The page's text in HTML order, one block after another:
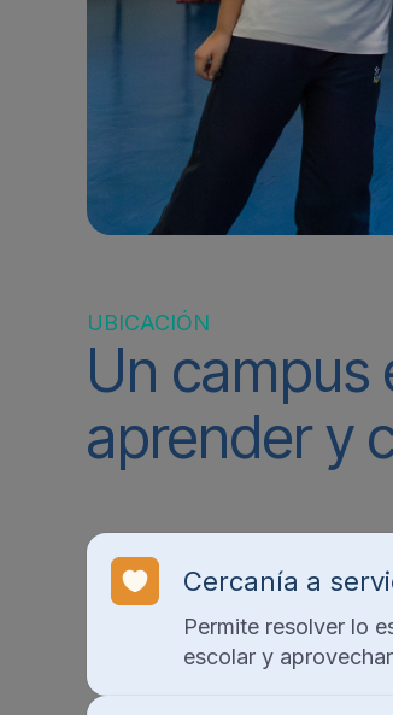
UBICACIÓN
Un campus
aprender y
Cercanía a
Permite resolver lo
escolar y